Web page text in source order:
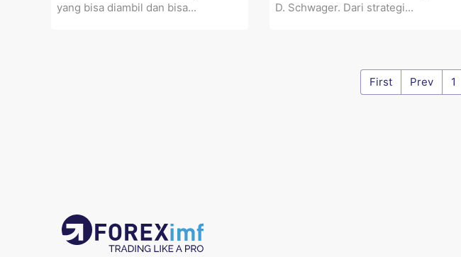
yang bisa diambil dan bisa...
D. Schwager. Dari strategi...
First Prev 1